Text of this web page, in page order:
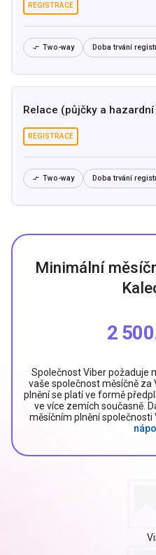
REGISTRACE
 Two-way Doba trvání
Relace (půjčky a
REGISTRACE
 Two-way Doba trvání
Minimální
2
Společnost Viber požaduje
vaše společnost měsíčně
plnění se platí ve formě
ve více zemích současně.
měsíčním plnění společnosti